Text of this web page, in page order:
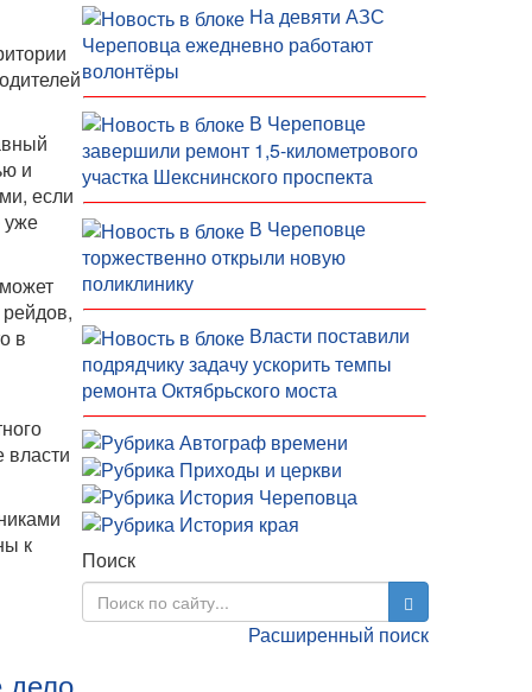
и
если
уже
в
власти
к
На девяти АЗС
Череповца ежедневно работают
волонтёры
В Череповце
завершили ремонт 1,5-километрового
участка Шекснинского проспекта
В Череповце
торжественно открыли новую
поликлинику
Власти поставили
подрядчику задачу ускорить темпы
ремонта Октябрьского моста
Поиск
Расширенный поиск